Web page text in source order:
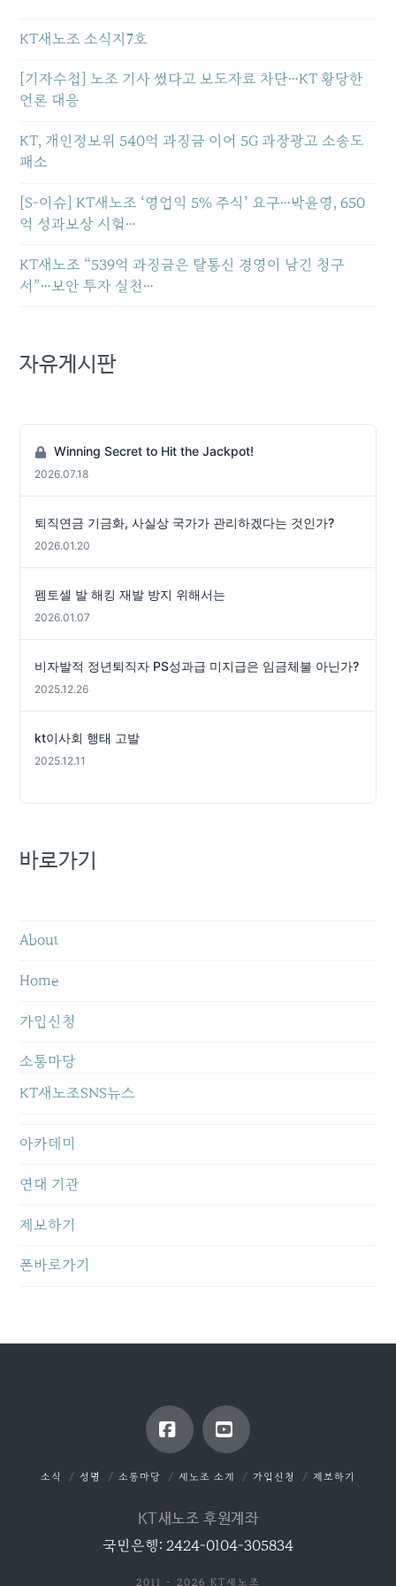
KT새노조 소식지7호
[기자수첩] 노조 기사 썼다고 보도자료 차단…KT 황당한
언론 대응
KT, 개인정보위 540억 과징금 이어 5G 과장광고 소송도
패소
[S-이슈] KT새노조 ‘영업익 5% 주식’ 요구…박윤영, 650
억 성과보상 시험…
KT새노조 “539억 과징금은 탈통신 경영이 남긴 청구
서”…보안 투자 실천…
자유게시판
Winning Secret to Hit the Jackpot!
2026.07.18
퇴직연금 기금화, 사실상 국가가 관리하겠다는 것인가?
2026.01.20
펨토셀 발 해킹 재발 방지 위해서는
2026.01.07
비자발적 정년퇴직자 PS성과급 미지급은 임금체불 아닌가?
2025.12.26
kt이사회 행태 고발
2025.12.11
바로가기
About
Home
가입신청
소통마당
KT새노조SNS뉴스
아카데미
연대 기관
제보하기
폰바로가기
FacebookYouTube
소식 성명 소통마당 새노조 소개 가입신청 제보하기
KT새노조 후원계좌
국민은행: 2424-0104-305834
2011 - 2026 KT새노조